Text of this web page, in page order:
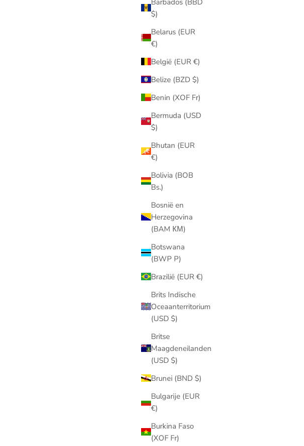
$)
Belarus (EUR
€)
België (EUR €)
Belize (BZD $)
Benin (XOF Fr)
Bermuda (USD
$)
Bhutan (EUR
€)
Bolivia (BOB
Bs.)
Bosnië en
Herzegovina
(BAM КМ)
Botswana
(BWP P)
Brazilië (EUR €)
Brits Indische
Oceaanterritorium
(USD $)
Britse
Maagdeneilanden
(USD $)
Brunei (BND $)
Bulgarije (EUR
€)
Burkina Faso
(XOF Fr)
Echte Meisjes, echte sieraden: Joan Pronk’s
jungle essentials
De persoonlijke Byloro sieraden die Joan Pronk
droeg rond Echte Meisjes in de Jungle.